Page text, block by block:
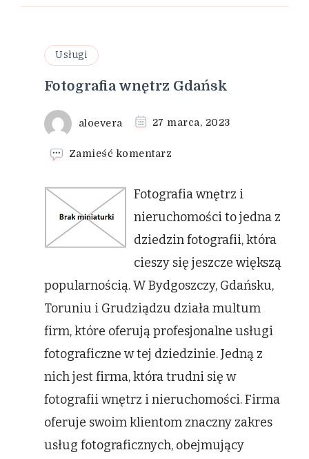
Usługi
Fotografia wnętrz Gdańsk
aloevera 27 marca, 2023
Zamieść komentarz
wnętrz
Gdańsk
Fotografia wnętrz i
nieruchomości to jedna z
dziedzin fotografii, która
cieszy się jeszcze większą
popularnością. W Bydgoszczy, Gdańsku,
Toruniu i Grudziądzu działa multum
firm, które oferują profesjonalne usługi
fotograficzne w tej dziedzinie. Jedną z
nich jest firma, która trudni się w
fotografii wnętrz i nieruchomości. Firma
oferuje swoim klientom znaczny zakres
usług fotograficznych, obejmujący